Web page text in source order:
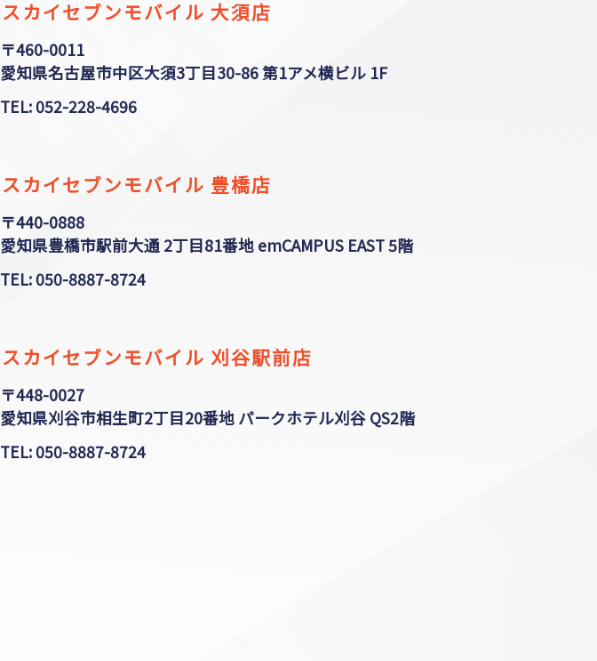
スカイセブンモバイル 大須店
〒460-0011
愛知県名古屋市中区大須3丁目30-86 第1アメ横ビル 1F
TEL: 052-228-4696
スカイセブンモバイル 豊橋店
〒440-0888
愛知県豊橋市駅前大通 2丁目81番地 emCAMPUS EAST 5階
TEL: 050-8887-8724
スカイセブンモバイル 刈谷駅前店
〒448-0027
愛知県刈谷市相生町2丁目20番地 パークホテル刈谷 QS2階
TEL: 050-8887-8724